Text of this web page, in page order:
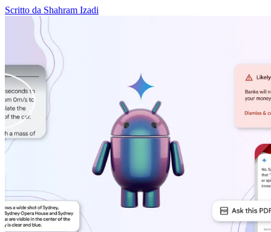
Scritto da Shahram Izadi